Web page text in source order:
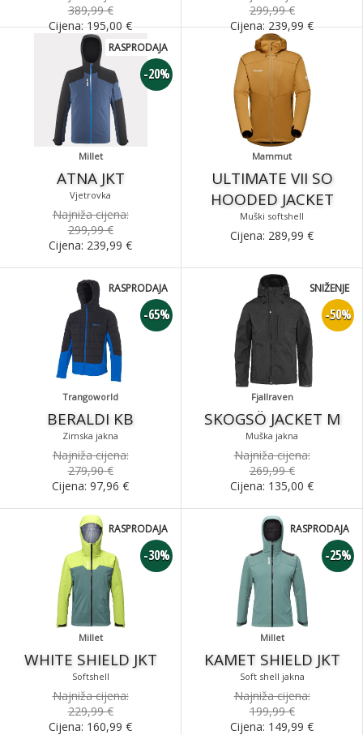
389,99 €
Cijena:195,00€
299,99 €
Cijena:239,99€
Millet
ATNA JKT
Vjetrovka
-20%
RASPRODAJA
Najniža cijena:
299,99 €
Cijena: 239,99 €
Mammut
ULTIMATE VII SO
HOODED JACKET
Muški softshell
Cijena: 289,99 €
Trangoworld
BERALDI KB
Zimska jakna
-65%
RASPRODAJA
Najniža cijena:
279,90 €
Cijena: 97,96 €
Fjallraven
SKOGSÖ JACKET M
Muška jakna
-50%
SNIŽENJE
Najniža cijena:
269,99 €
Cijena: 135,00 €
Millet
WHITE SHIELD JKT
Softshell
-30%
RASPRODAJA
Najniža cijena:
229,99 €
Cijena: 160,99 €
Millet
KAMET SHIELD JKT
Soft shell jakna
-25%
RASPRODAJA
Najniža cijena:
199,99 €
Cijena: 149,99 €